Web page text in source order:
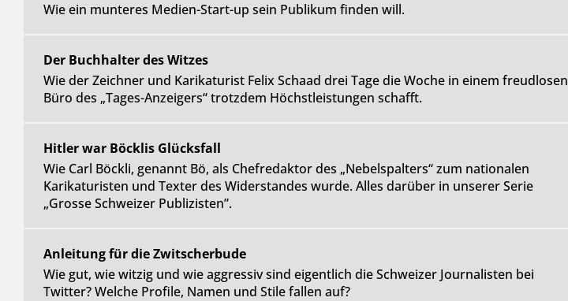
Wie ein munteres Medien-Start-up sein Publikum finden will.
Der Buchhalter des Witzes
Wie der Zeichner und Karikaturist Felix Schaad drei Tage die Woche in einem freudlosen
Büro des „Tages-Anzeigers“ trotzdem Höchstleistungen schafft.
Hitler war Böcklis Glücksfall
Wie Carl Böckli, genannt Bö, als Chefredaktor des „Nebelspalters“ zum nationalen
Karikaturisten und Texter des Widerstandes wurde. Alles darüber in unserer Serie
„Grosse Schweizer Publizisten”.
Anleitung für die Zwitscherbude
Wie gut, wie witzig und wie aggressiv sind eigentlich die Schweizer Journalisten bei
Twitter? Welche Profile, Namen und Stile fallen auf?